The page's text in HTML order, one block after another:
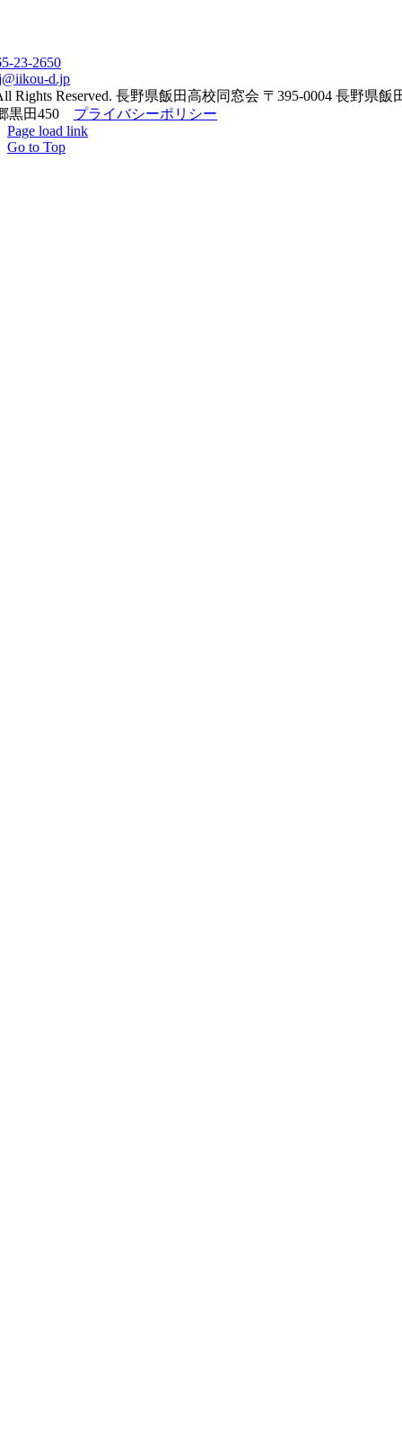
23-2650
d.jp
Rights Reserved. 長野県飯田高校同窓会 〒395-0004 長野県飯
黒田450 プライバシーポリシー
Page load link
Go to Top